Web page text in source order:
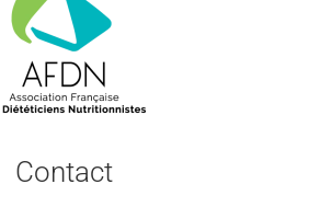
Contact